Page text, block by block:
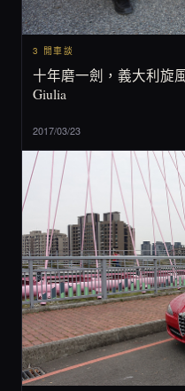
3 閒車談
十年磨一劍，義大利旋
Giulia
2017/03/23